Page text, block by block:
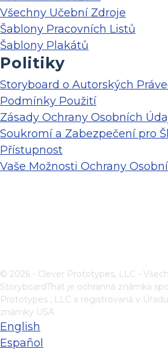
Všechny Učební Zdroje
Šablony Pracovních Listů
Šablony Plakátů
Politiky
Storyboard o Autorských
Podmínky Použití
Zásady Ochrany Osobních
Soukromí a Zabezpečení pro
Přístupnost
Vaše Možnosti Ochrany
© 2026 - Clever Prototypes, LLC -
StoryboardThat je ochranná známka
Prototypes , LLC a registrovaná v
známky USA
English
Español